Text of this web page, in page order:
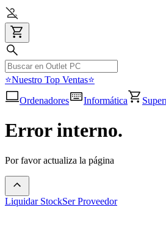
⭐Nuestro Top Ventas⭐
Ordenadores
Informática
Error interno.
Por favor actualiza la página
Liquidar StockSer Proveedor